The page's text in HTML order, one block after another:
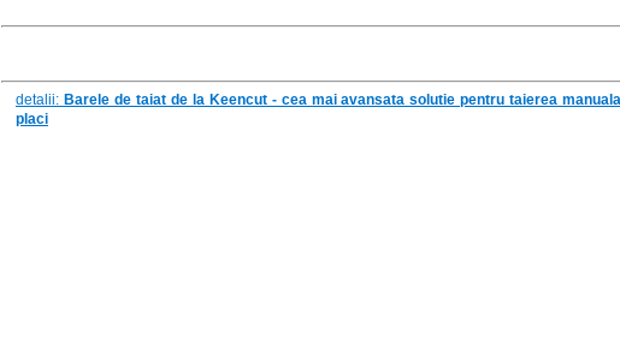
detalii: Barele de taiat de la Keencut - cea mai avansata solutie pentru taierea
placi